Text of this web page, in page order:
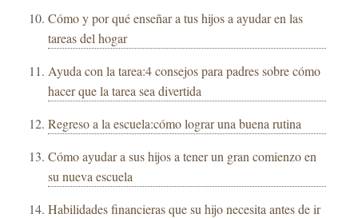
Cómo y por qué enseñar a tus hijos a ayudar en las
tareas del hogar
Ayuda con la tarea:4 consejos para padres sobre cómo
hacer que la tarea sea divertida
Regreso a la escuela:cómo lograr una buena rutina
Cómo ayudar a sus hijos a tener un gran comienzo en
su nueva escuela
Habilidades financieras que su hijo necesita antes de ir